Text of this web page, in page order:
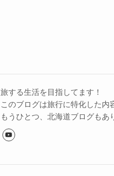
旅する生活を目指してます！
このブログは旅行に特化した内
もうひとつ、北海道ブログもあ